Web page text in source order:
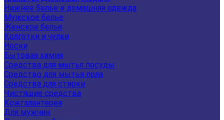
Нижнее белье и домашняя одежда
Мужское белье
Женское белье
Колготки и чулки
Носки
Бытовая химия
Средства для мытья посуды
Средство для мытья пола
Средства для стирки
Чистящие средства
Кожгалантерея
Для мужчин